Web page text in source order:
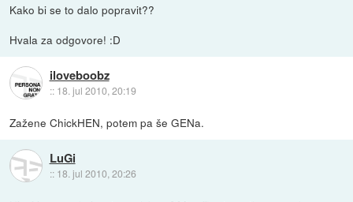
Kako bi se to dalo popravit??
Hvala za odgovore! :D
iloveboobz
:: 18. jul 2010, 20:19
Zažene ChickHEN, potem pa še GENa.
LuGi
:: 18. jul 2010, 20:26